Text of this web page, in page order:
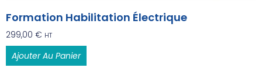
Formation Habilitation Électrique
299,00 € HT
Ajouter Au Panier